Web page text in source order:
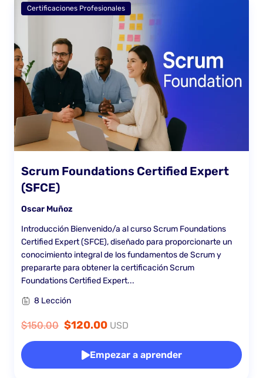
Certificaciones Profesionales
Scrum Foundations Certified Expert
(SFCE)
Oscar Muñoz
Introducción Bienvenido/a al curso Scrum Foundations
Certified Expert (SFCE), diseñado para proporcionarte un
conocimiento integral de los fundamentos de Scrum y
prepararte para obtener la certificación Scrum
Foundations Certified Expert...
8 Lección
$150.00 $120.00 USD
Empezar a aprender